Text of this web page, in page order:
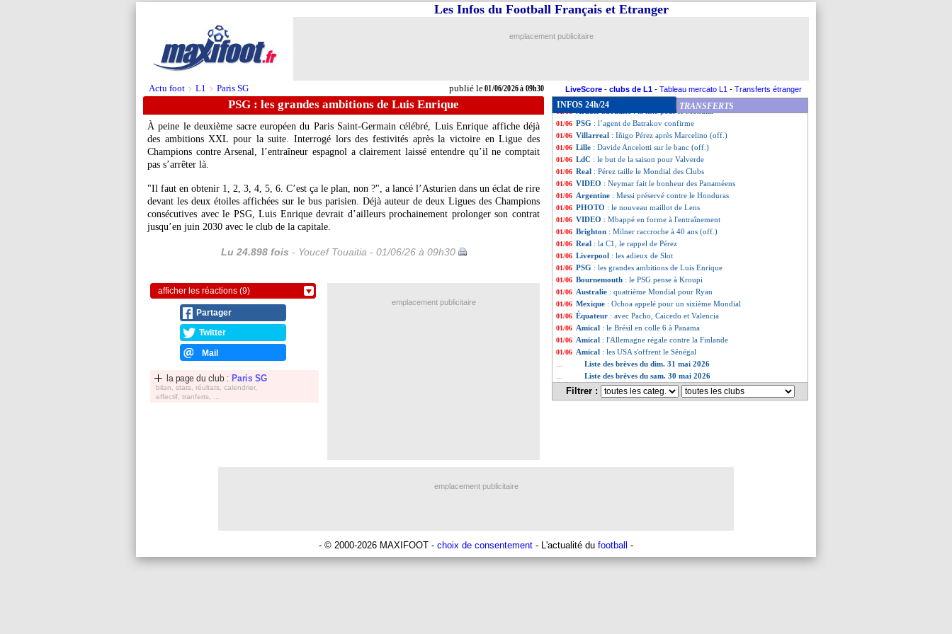
Actu foot > L1 > Paris SG publié le01/06/2026 à 09h30
Les Infos du Football Français et Etranger
emplacement publicitaire
LiveScore - clubs de L1 - Tableau mercato L1 - Transferts étranger
PSG : les grandes ambitions de Luis Enrique
À peine le deuxième sacre européen du Paris Saint-Germain célébré, Luis Enrique affiche déjà
des ambitions XXL pour la suite. Interrogé lors des festivités après la victoire en Ligue des
Champions contre Arsenal, l’entraîneur espagnol a clairement laissé entendre qu’il ne comptait
pas s’arrêter là.
"Il faut en obtenir 1, 2, 3, 4, 5, 6. C’est ça le plan, non ?", a lancé l’Asturien dans un éclat de rire
devant les deux étoiles affichées sur le bus parisien. Déjà auteur de deux Ligues des Champions
consécutives avec le PSG, Luis Enrique devrait d’ailleurs prochainement prolonger son contrat
jusqu’en juin 2030 avec le club de la capitale.
Lu 24.898 fois - Youcef Touaitia - 01/06/26 à 09h30
afficher les réactions (9)
Partager
Twitter
Mail
la page du club : Paris SG
bilan, stats, réultats, calendrier,
effectif, tranferts, ...
INFOS 24h/24 TRANSFERTS
01/06 Real: le mercato, Pérez n'a aucun doute
01/06 Iran: pas de Mondial pour Azmoun
01/06 Irak: la liste pour le Mondial
01/06 Stuttgart: Undav jusqu'en 2029 (officiel)
01/06 PSG: Ginola salue la révolution Luis Enrique
: la liste pour le Mondial
01/06 PSG : l’agent de Batrakov confirme
01/06 Villarreal : Iñigo Pérez après Marcelino (off.)
01/06 Lille : Davide Ancelotti sur le banc (off.)
01/06 LdC : le but de la saison pour Valverde
01/06 Real : Pérez taille le Mondial des Clubs
01/06 VIDEO : Neymar fait le bonheur des Panaméens
01/06 Argentine : Messi préservé contre le Honduras
01/06 PHOTO : le nouveau maillot de Lens
01/06 VIDEO : Mbappé en forme à l'entraînement
01/06 Brighton : Milner raccroche à 40 ans (off.)
01/06 Real : la C1, le rappel de Pérez
01/06 Liverpool : les adieux de Slot
01/06 PSG : les grandes ambitions de Luis Enrique
01/06 Bournemouth : le PSG pense à Kroupi
01/06 Australie : quatrième Mondial pour Ryan
01/06 Mexique : Ochoa appelé pour un sixième Mondial
01/06 Équateur : avec Pacho, Caicedo et Valencia
01/06 Amical : le Brésil en colle 6 à Panama
01/06 Amical : l'Allemagne régale contre la Finlande
01/06 Amical : les USA s'offrent le Sénégal
Liste des brèves du dim. 31 mai 2026
Liste des brèves du sam. 30 mai 2026
Filtrer :
emplacement publicitaire
emplacement publicitaire
- © 2000-2026 MAXIFOOT - choix de consentement - L'actualité du football -